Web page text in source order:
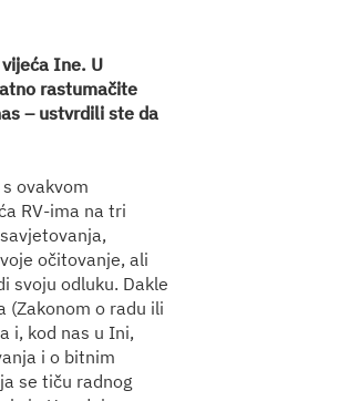
Ine. U
rastumačite
– ustvrdili ste da
ovakvom
RV-ima na tri
očitovanje, ali
svoju odluku. Dakle
(Zakonom o radu ili
i, kod nas u Ini,
i o bitnim
se tiču radnog